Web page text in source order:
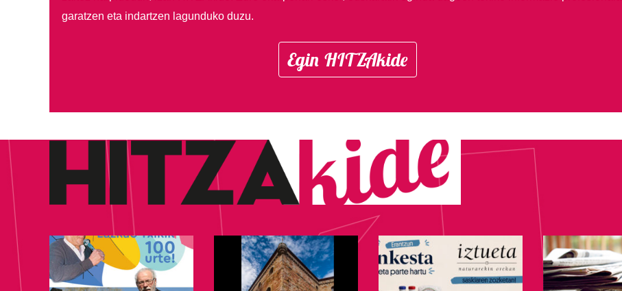
garatzen eta indartzen lagunduko duzu.
Egin HITZAkide